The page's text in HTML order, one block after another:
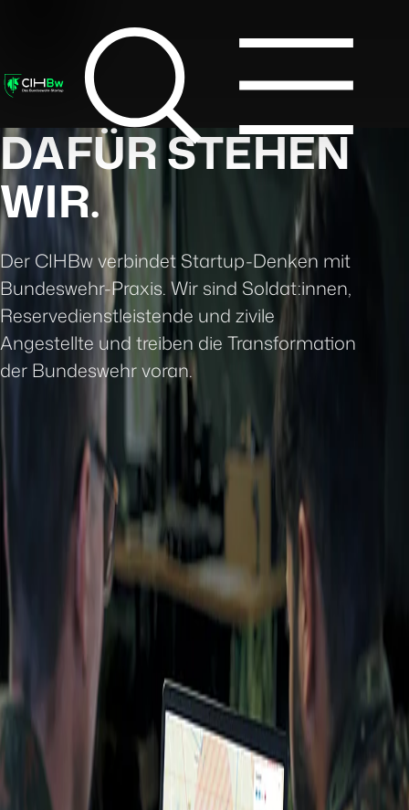
DAFÜR STEHEN
WIR.
Der CIHBw verbindet Startup-Denken mit
Bundeswehr-Praxis. Wir sind Soldat:innen,
Reservedienstleistende und zivile
Angestellte und treiben die Transformation
der Bundeswehr voran.